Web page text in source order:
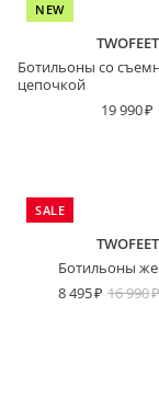
NEW
TWOFEET
Ботильоны со
цепочкой
19 990
SALE
TWOFEET
Ботильоны
8 495
16 990